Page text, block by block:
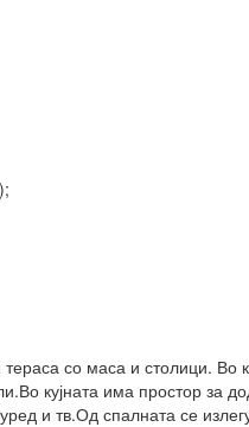
со маса и столици. Во
кујната има простор за
и тв.Од спалната се